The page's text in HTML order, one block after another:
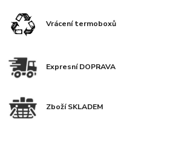
Vrácení termoboxů
Expresní DOPRAVA
Zboží SKLADEM